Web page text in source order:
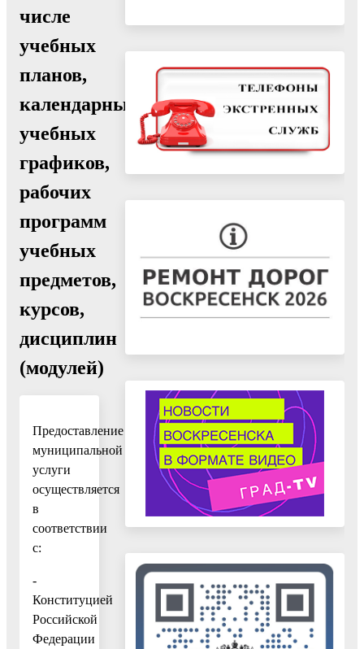
числе
учебных
планов,
календарных
учебных
графиков,
рабочих
программ
учебных
предметов,
курсов,
дисциплин
(модулей)
Предоставление
муниципальной
услуги
осуществляется
в
соответствии
с:
-
Конституцией
Российской
Федерации